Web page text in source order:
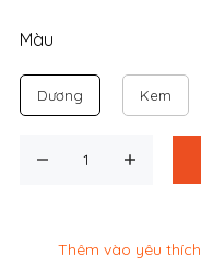
Thêm vào yêu thích
Màu
Dương Kem